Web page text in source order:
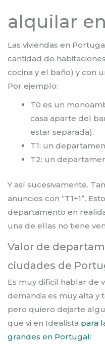
alquilar
Las viviendas en
cantidad de
cocina y el baño) y con
Por ejemplo:
T0 es un
casa aparte del
estar separada).
T1: un
T2: un
Y así sucesivamente.
anuncios con “T1+1”.
departamento en
una de ellas no tiene
Valor de
ciudades de
Es muy dificil hablar de
demanda es muy alta y
pero quiero dejarte
que vi en Idealista para
grandes en Portugal: